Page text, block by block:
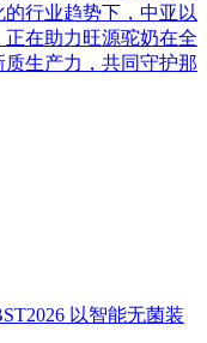
行业趋势下，中亚以
在助力旺源驼奶在全
生产力，共同守护那
以智能无菌装